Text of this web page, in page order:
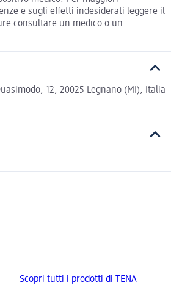
e sugli effetti indesiderati leggere il
consultare un medico o un
12, 20025 Legnano (MI), Italia
Scopri tutti i prodotti di TENA